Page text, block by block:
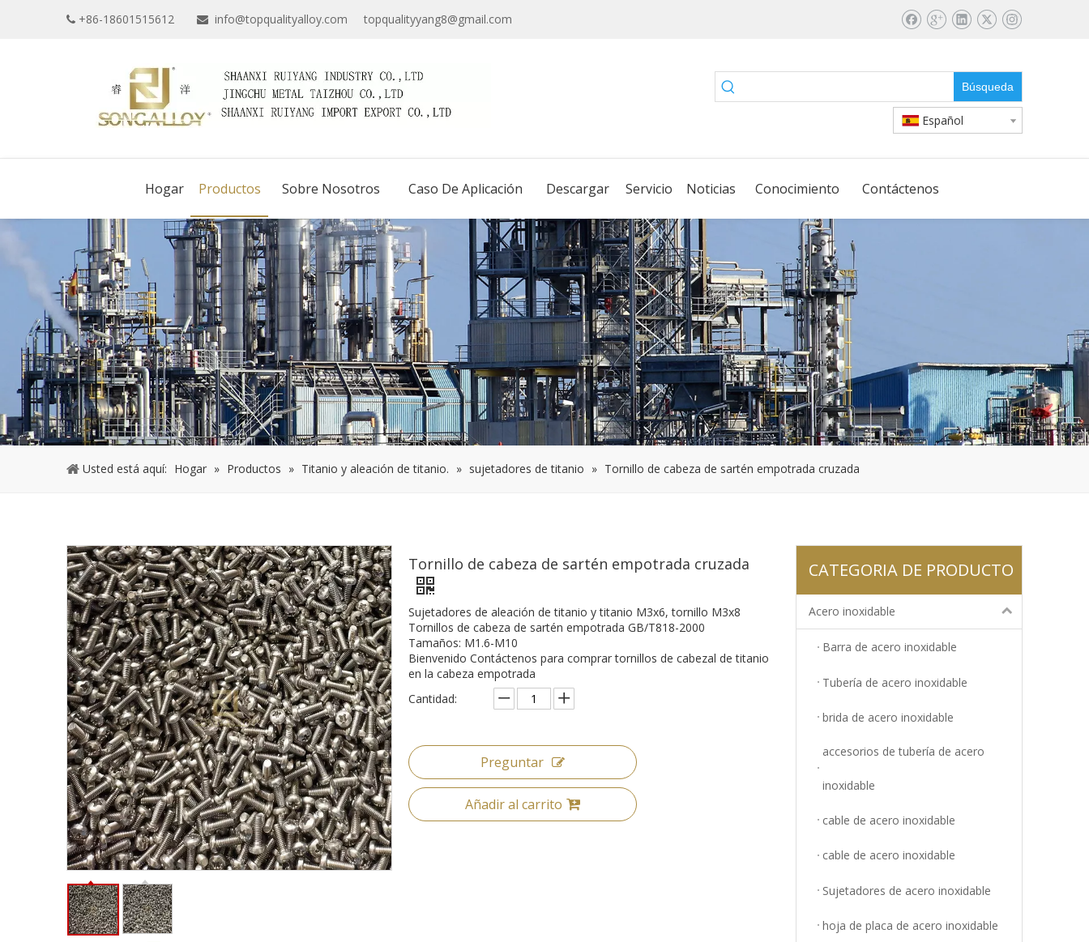
 +86-18601515612  info@topqualityalloy.com topqualityyang8@gmail.com
Búsqueda
Español
Hogar Productos Sobre Nosotros Caso De Aplicación Descargar Servicio Noticias Conocimiento Contáctenos
Usted está aquí: Hogar » Productos » Titanio y aleación de titanio. » sujetadores de titanio » Tornillo de cabeza de sartén empotrada cruzada
Tornillo de cabeza de sartén empotrada cruzada
Sujetadores de aleación de titanio y titanio M3x6, tornillo M3x8
Tornillos de cabeza de sartén empotrada GB/T818-2000
Tamaños: M1.6-M10
Bienvenido Contáctenos para comprar tornillos de cabezal de titanio
en la cabeza empotrada
Cantidad:
Preguntar
Añadir al carrito
CATEGORIA DE PRODUCTO
Acero inoxidable
Barra de acero inoxidable
Tubería de acero inoxidable
brida de acero inoxidable
accesorios de tubería de acero
inoxidable
cable de acero inoxidable
cable de acero inoxidable
Sujetadores de acero inoxidable
hoja de placa de acero inoxidable